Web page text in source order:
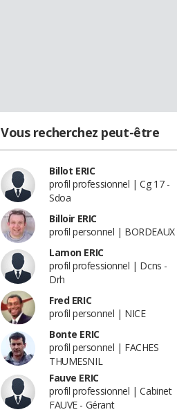
Vous recherchez peut-être
Billot ERIC
profil professionnel | Cg 17 -
Sdoa
Billoir ERIC
profil personnel | BORDEAUX
Lamon ERIC
profil professionnel | Dcns -
Drh
Fred ERIC
profil personnel | NICE
Bonte ERIC
profil personnel | FACHES
THUMESNIL
Fauve ERIC
profil professionnel | Cabinet
FAUVE - Gérant